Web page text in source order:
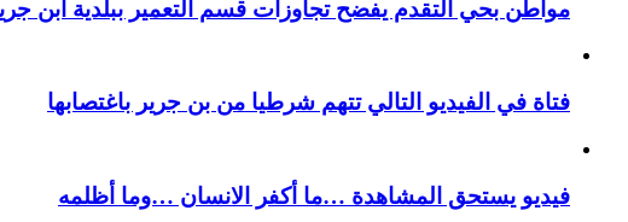
مواطن بحي التقدم يفضح تجاوزات قسم التعمير ببلدية ابن
فتاة في الفيديو التالي تتهم شرطيا من بن جرير باغتصابها
فيديو يستحق المشاهدة …ما أكفر الانسان …وما أظلمه